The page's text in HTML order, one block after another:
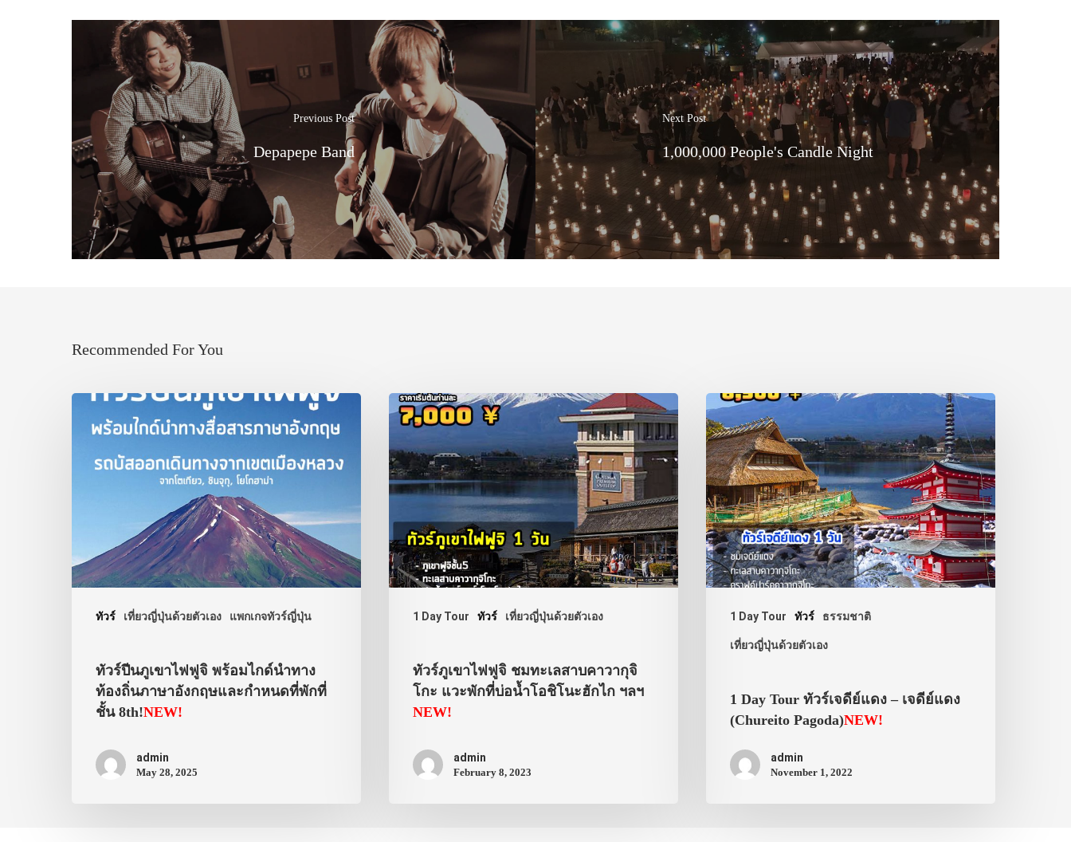
Previous Post
Depapepe Band
Next Post
1,000,000 People's Candle Night
Recommended For You
ทัวร์ เที่ยวญี่ปุ่นด้วยตัวเอง แพกเกจทัวร์ญี่ปุ่น
ทัวร์ปีนภูเขาไฟฟูจิ พร้อมไกด์นำทาง
ท้องถิ่นภาษาอังกฤษและกำหนดที่พักที่
ชั้น 8th!NEW!
admin
May 28, 2025
1 Day Tour ทัวร์ เที่ยวญี่ปุ่นด้วยตัวเอง
ทัวร์ภูเขาไฟฟูจิ ชมทะเลสาบคาวากุจิ
โกะ แวะพักที่บ่อน้ำโอชิโนะฮักไก ฯลฯ
NEW!
admin
February 8, 2023
1 Day Tour ทัวร์ ธรรมชาติ
เที่ยวญี่ปุ่นด้วยตัวเอง
1 Day Tour ทัวร์เจดีย์แดง – เจดีย์แดง
(Chureito Pagoda)NEW!
admin
November 1, 2022